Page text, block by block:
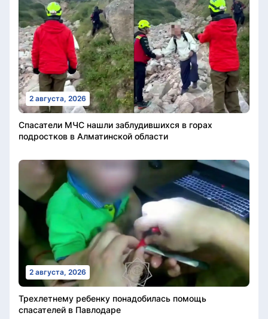
2 августа, 2026
Спасатели МЧС нашли заблудившихся в горах
подростков в Алматинской области
2 августа, 2026
Трехлетнему ребенку понадобилась помощь
спасателей в Павлодаре